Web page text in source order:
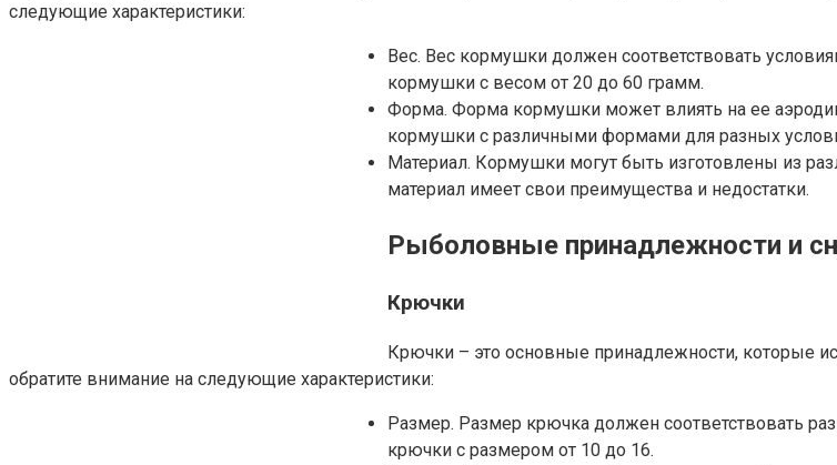
следующие характеристики:
Вес. Вес кормушки должен соответствовать
кормушки с весом от 20 до 60 грамм.
Форма. Форма кормушки может влиять на ее
кормушки с различными формами для разных
Материал. Кормушки могут быть изготовлены из
материал имеет свои преимущества и недостатки.
Рыболовные принадлежности и
Крючки
Крючки – это основные принадлежности, которые
обратите внимание на следующие характеристики:
Размер. Размер крючка должен соответствовать
крючки с размером от 10 до 16.